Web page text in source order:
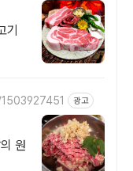
기
광고
원